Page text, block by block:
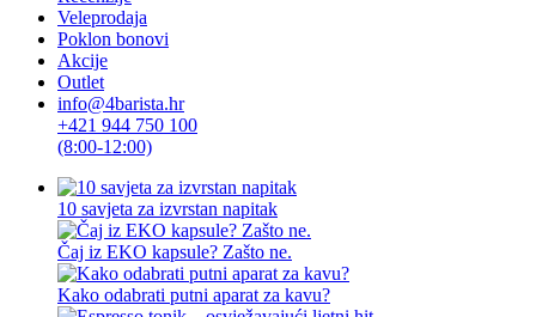
Veleprodaja
Poklon bonovi
Akcije
Outlet
info@4barista.hr
+421 944 750 100
(8:00-12:00)
10 savjeta za izvrstan napitak
Čaj iz EKO kapsule? Zašto ne.
Kako odabrati putni aparat za kavu?